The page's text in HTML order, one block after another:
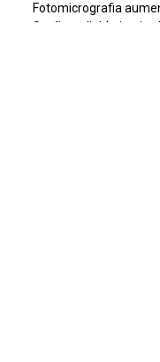
Fotomicrografia
Seção radial (cristais